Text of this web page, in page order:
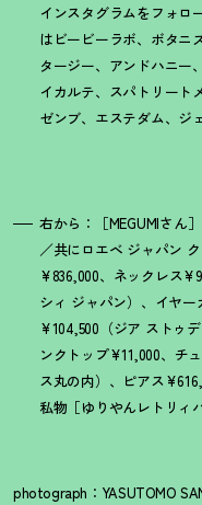
インスタグラムをフォロ
はビービーラボ、ボタニ
タージー、アンドハニー
イカルテ、スパトリート
ゼンブ、エステダム、ジ
右から：［MEGUMIさん
／共にロエベ ジャパン
¥836,000、ネックレス
シィ ジャパン）、イヤ
¥104,500（ジア ストゥ
ンクトップ¥11,000、チ
ス丸の内）、ピアス
私物［ゆりやんレトリィ
photograph：YASUTOMO